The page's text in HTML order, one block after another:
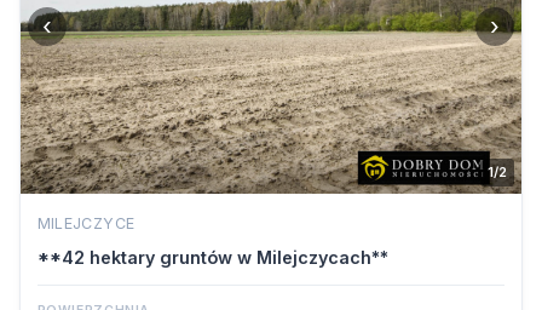
‹ ›
1/2
MILEJCZYCE
**42 hektary gruntów w Milejczycach**